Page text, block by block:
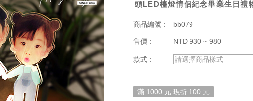
頭LED檯燈情侶紀念畢業生日禮
商品編號： bb079
售價： NTD 930 ~ 980
款式： 請選擇商品樣式
滿 1000 元 現折 100 元